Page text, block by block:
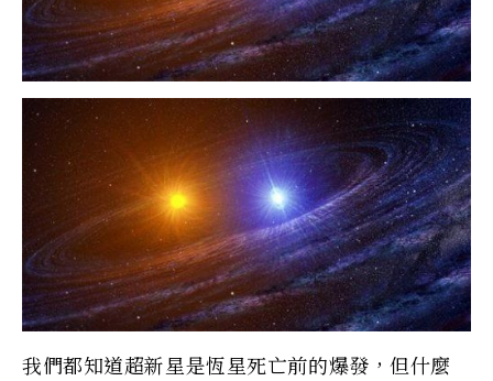
我們都知道超新星是恆星死亡前的爆發，但什麼